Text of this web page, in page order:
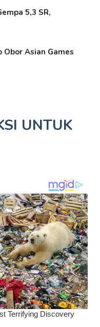
5,3 SR,
Obor Asian Games
UNTUK